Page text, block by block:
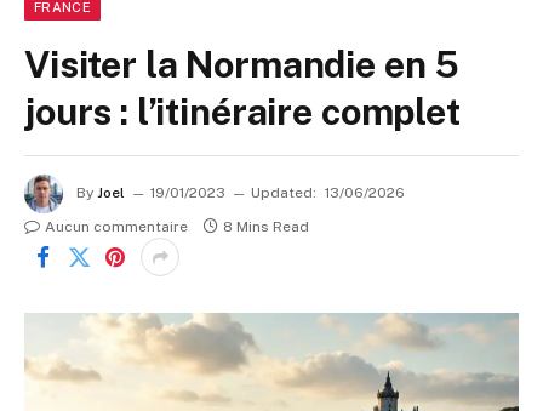
FRANCE
Visiter la Normandie en 5
jours : l’itinéraire complet
By Joel 19/01/2023 Updated: 13/06/2026
Aucun commentaire
8 Mins Read